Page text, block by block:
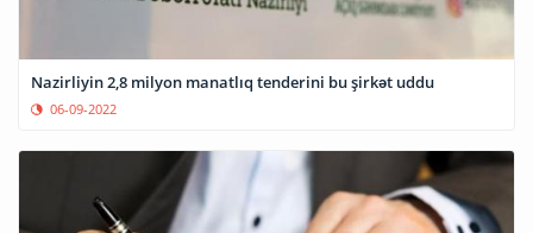
Nazirliyin 2,8 milyon manatlıq tenderini bu şirkət uddu
06-09-2022